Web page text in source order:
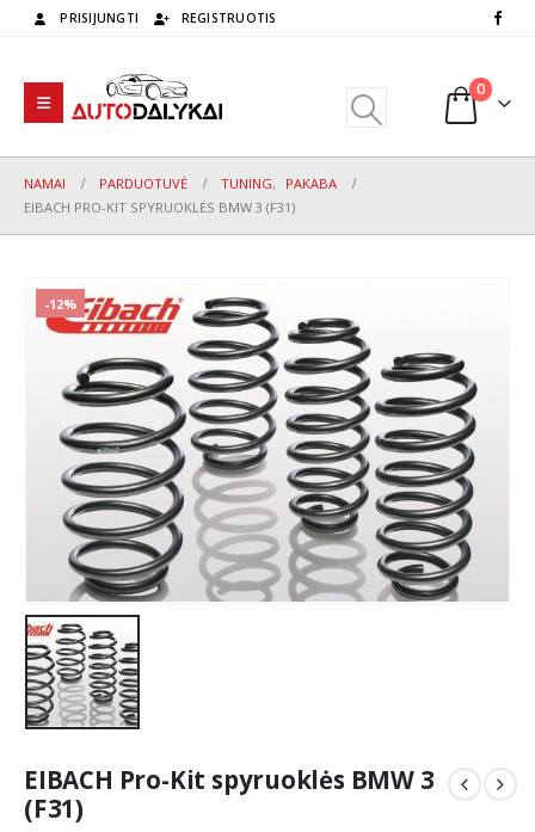
PRISIJUNGTI REGISTRUOTIS
0
NAMAI PARDUOTUVĖ TUNING,
PAKABA
EIBACH PRO-KIT SPYRUOKLĖS BMW 3 (F31)
-12%
EIBACH Pro-Kit spyruoklės BMW 3
(F31)